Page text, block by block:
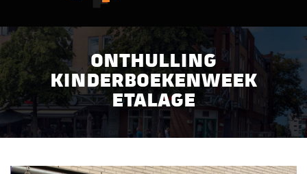
ONTHULLING
KINDERBOEKENWEEK
ETALAGE